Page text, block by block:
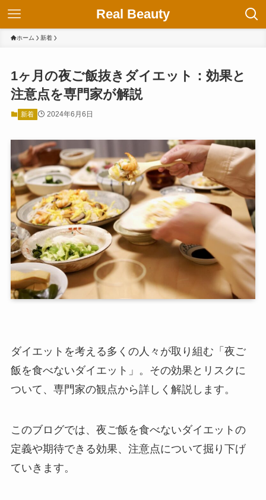
Real Beauty
ホーム 新着
1ヶ月の夜ご飯抜きダイエット：効果と
注意点を専門家が解説
新着 2024年6月6日
ダイエットを考える多くの人々が取り組む「夜ご
飯を食べないダイエット」。その効果とリスクに
ついて、専門家の観点から詳しく解説します。
このブログでは、夜ご飯を食べないダイエットの
定義や期待できる効果、注意点について掘り下げ
ていきます。